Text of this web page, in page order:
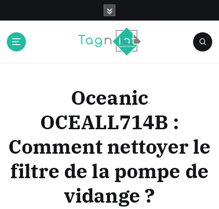
Oceanic
OCEALL714B :
Comment nettoyer le
filtre de la pompe de
vidange ?